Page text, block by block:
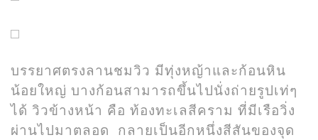
บรรยาศตรงลานชมวิว มีทุ่งหญ้าและก้อนหิน
น้อยใหญ่ บางก้อนสามารถขึ้นไปนั่งถ่ายรูปเท่ๆ
ได้ วิวข้างหน้า คือ ท้องทะเลสีคราม ที่มีเรือวิ่ง
ผ่านไปมาตลอด กลายเป็นอีกหนึ่งสีสันของจุด